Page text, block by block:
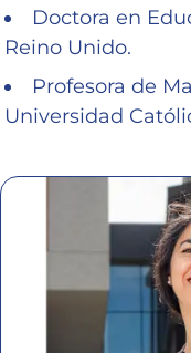
Doctora en
Reino Unido.
Profesora de
Universidad